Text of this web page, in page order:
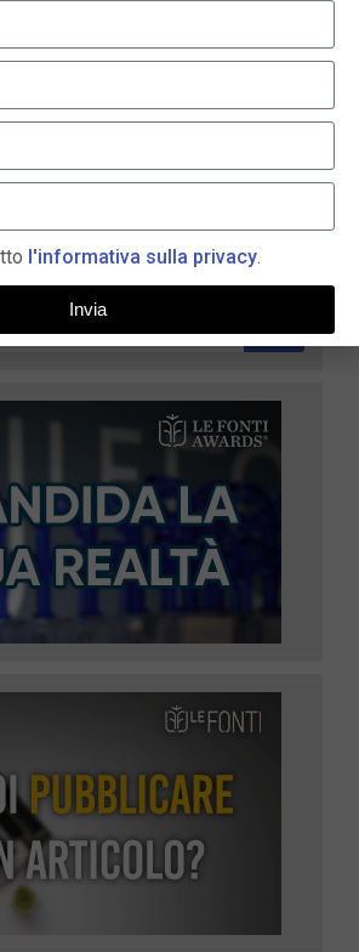
N26: la soluzione smart per gestire
9 Maggio 2025
l'informativa sulla privacy.
Invia